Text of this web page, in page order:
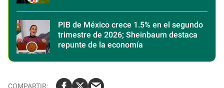
PIB de México crece 1.5% en el segundo
trimestre de 2026; Sheinbaum destaca
repunte de la economía